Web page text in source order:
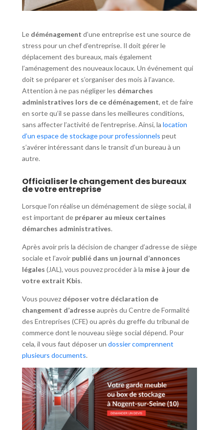
Le déménagement d’une entreprise est une source de
stress pour un chef d’entreprise. Il doit gérer le
déplacement des bureaux, mais également
l’aménagement des nouveaux locaux. Un événement qui
doit se préparer et s’organiser des mois à l’avance.
Attention à ne pas négliger les démarches
administratives lors de ce déménagement, et de faire
en sorte qu’il se passe dans les meilleures conditions,
sans affecter l’activité de l’entreprise. Ainsi, la location
d’un espace de stockage pour professionnels peut
s’avérer intéressant dans le transit d’un bureau à un
autre.
Officialiser le changement des bureaux
de votre entreprise
Lorsque l’on réalise un déménagement de siège social, il
est important de préparer au mieux certaines
démarches administratives.
Après avoir pris la décision de changer d’adresse de siège
sociale et l’avoir publié dans un journal d’annonces
légales (JAL), vous pouvez procéder à la mise à jour de
votre extrait Kbis.
Vous pouvez déposer votre déclaration de
changement d’adresseauprès du Centre de Formalité
des Entreprises (CFE) ou après du greffe du tribunal de
commerce dont le nouveau siège social dépend. Pour
cela, il vous faut déposer un dossier comprennent
plusieurs documents.